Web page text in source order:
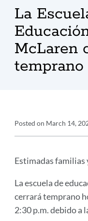
pan
La
McLaren
temprano
Details
Posted on March 14,
Message
Estimadas familias
La escuela de
cerrará temprano
2:30 p.m. debido a